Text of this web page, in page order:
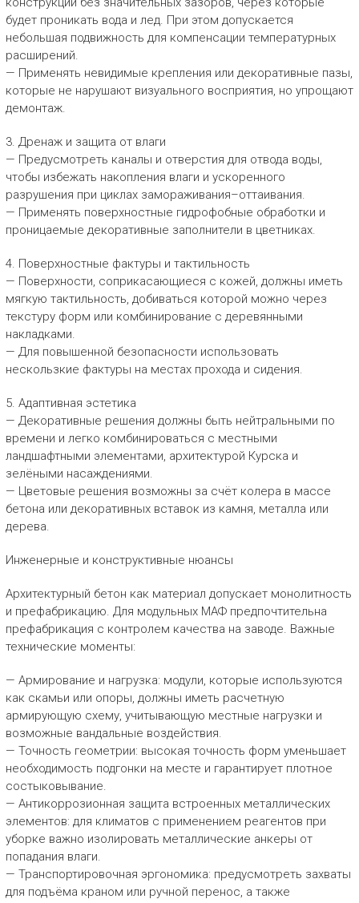
будет проникать вода и лед. При этом допускается
небольшая подвижность для компенсации температурных
расширений.
— Применять невидимые крепления или декоративные пазы,
которые не нарушают визуального восприятия, но упрощают
демонтаж.
3. Дренаж и защита от влаги
— Предусмотреть каналы и отверстия для отвода воды,
чтобы избежать накопления влаги и ускоренного
разрушения при циклах замораживания–оттаивания.
— Применять поверхностные гидрофобные обработки и
проницаемые декоративные заполнители в цветниках.
4. Поверхностные фактуры и тактильность
— Поверхности, соприкасающиеся с кожей, должны иметь
мягкую тактильность, добиваться которой можно через
текстуру форм или комбинирование с деревянными
накладками.
— Для повышенной безопасности использовать
нескользкие фактуры на местах прохода и сидения.
5. Адаптивная эстетика
— Декоративные решения должны быть нейтральными по
времени и легко комбинироваться с местными
ландшафтными элементами, архитектурой Курска и
зелёными насаждениями.
— Цветовые решения возможны за счёт колера в массе
бетона или декоративных вставок из камня, металла или
дерева.
Инженерные и конструктивные нюансы
Архитектурный бетон как материал допускает монолитность
и префабрикацию. Для модульных МАФ предпочтительна
префабрикация с контролем качества на заводе. Важные
технические моменты:
— Армирование и нагрузка: модули, которые используются
как скамьи или опоры, должны иметь расчетную
армирующую схему, учитывающую местные нагрузки и
возможные вандальные воздействия.
— Точность геометрии: высокая точность форм уменьшает
необходимость подгонки на месте и гарантирует плотное
состыковывание.
— Антикоррозионная защита встроенных металлических
элементов: для климатов с применением реагентов при
уборке важно изолировать металлические анкеры от
попадания влаги.
— Транспортировочная эргономика: предусмотреть захваты
для подъёма краном или ручной перенос, а также